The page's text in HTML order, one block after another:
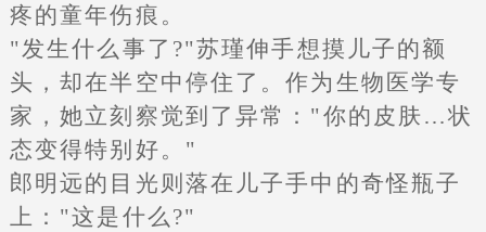
疼的童年伤痕。
"发生什么事了?"苏瑾伸手想摸儿子的额
头，却在半空中停住了。作为生物医学专
家，她立刻察觉到了异常："你的皮肤…状
态变得特别好。"
郎明远的目光则落在儿子手中的奇怪瓶子
上："这是什么?"